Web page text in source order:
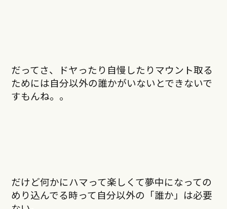
だってさ、ドヤったり自慢したりマウント取る
ためには自分以外の誰かがいないとできないで
すもんね。。
だけど何かにハマって楽しくて夢中になっての
めり込んでる時って自分以外の「誰か」は必要